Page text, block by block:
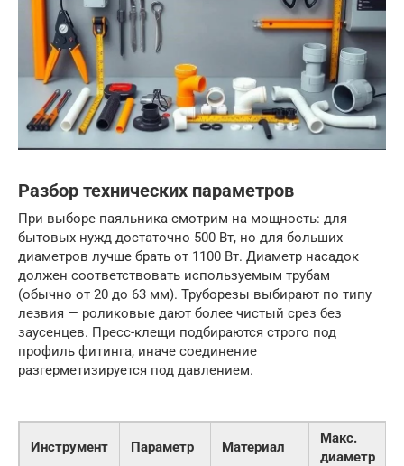
Разбор технических параметров
При выборе паяльника смотрим на мощность: для
бытовых нужд достаточно 500 Вт, но для больших
диаметров лучше брать от 1100 Вт. Диаметр насадок
должен соответствовать используемым трубам
(обычно от 20 до 63 мм). Труборезы выбирают по типу
лезвия — роликовые дают более чистый срез без
заусенцев. Пресс-клещи подбираются строго под
профиль фитинга, иначе соединение
разгерметизируется под давлением.
Инструмент Параметр Материал
Макс.
диаметр